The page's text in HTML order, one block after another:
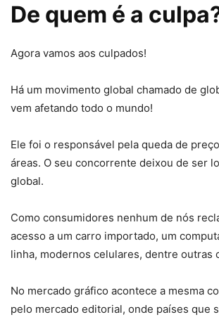
De quem é a
Agora vamos aos culpados!
Há um movimento global chamado de
vem afetando todo o mundo!
Ele foi o responsável pela queda de
áreas. O seu concorrente deixou de ser
global.
Como consumidores nenhum de nós
acesso a um carro importado, um
linha, modernos celulares, dentre outras
No mercado gráfico acontece a mesma
pelo mercado editorial, onde países que